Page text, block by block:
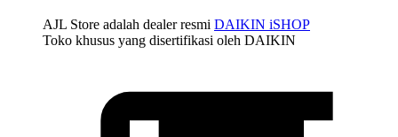
AJL Store adalah dealer resmi DAIKIN iSHOP
Toko khusus yang disertifikasi oleh DAIKIN